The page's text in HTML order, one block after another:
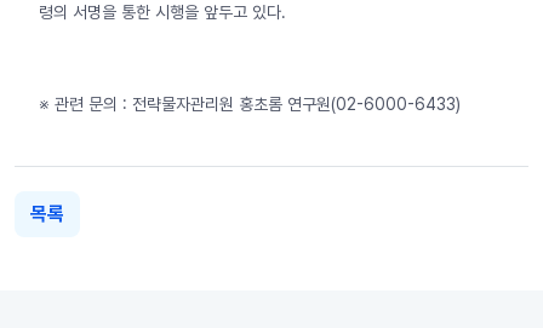
령의 서명을 통한 시행을 앞두고 있다.
※ 관련 문의 : 전략물자관리원 홍초롬 연구원(02-6000-6433)
목록